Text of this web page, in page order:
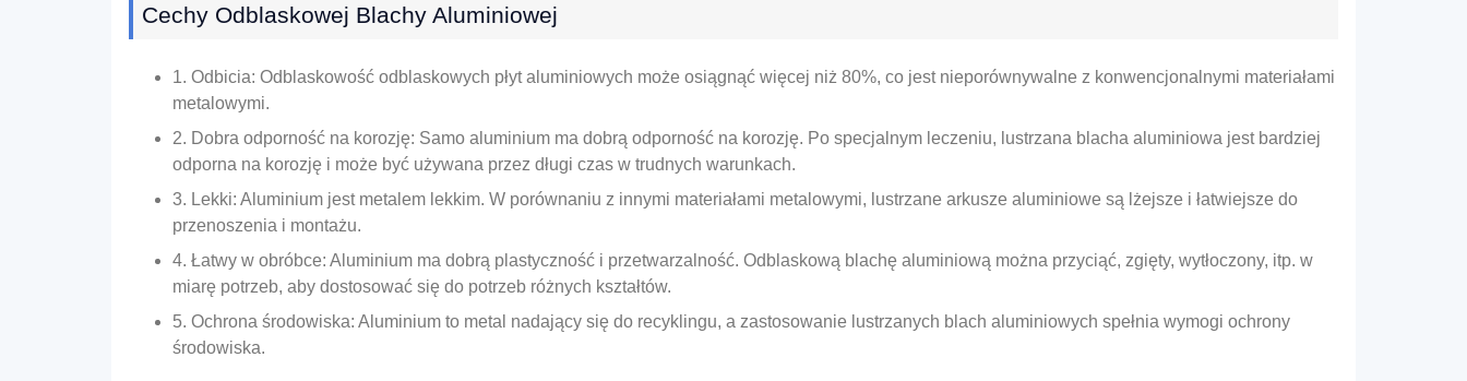
Cechy Odblaskowej Blachy Aluminiowej
1. Odbicia: Odblaskowość odblaskowych płyt aluminiowych może osiągnąć więcej niż 80%, co jest nieporównywalne z konwencjonalnymi materiałami
metalowymi.
2. Dobra odporność na korozję: Samo aluminium ma dobrą odporność na korozję. Po specjalnym leczeniu, lustrzana blacha aluminiowa jest bardziej
odporna na korozję i może być używana przez długi czas w trudnych warunkach.
3. Lekki: Aluminium jest metalem lekkim. W porównaniu z innymi materiałami metalowymi, lustrzane arkusze aluminiowe są lżejsze i łatwiejsze do
przenoszenia i montażu.
4. Łatwy w obróbce: Aluminium ma dobrą plastyczność i przetwarzalność. Odblaskową blachę aluminiową można przyciąć, zgięty, wytłoczony, itp. w
miarę potrzeb, aby dostosować się do potrzeb różnych kształtów.
5. Ochrona środowiska: Aluminium to metal nadający się do recyklingu, a zastosowanie lustrzanych blach aluminiowych spełnia wymogi ochrony
środowiska.